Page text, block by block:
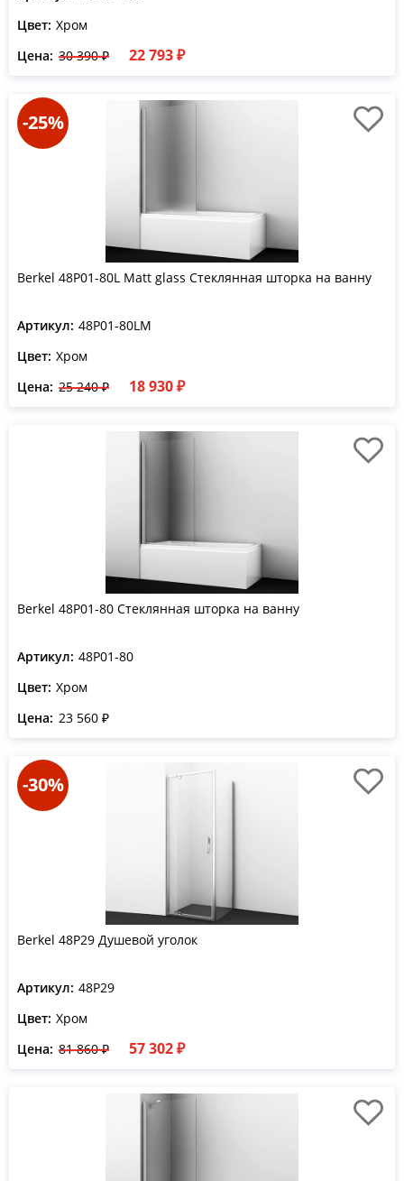
Цвет: Хром
Цена: 30 390 ₽ 22 793 ₽
-25%
Berkel 48P01-80L Matt glass Стеклянная шторка на ванну
Артикул: 48P01-80LM
Цвет: Хром
Цена: 25 240 ₽ 18 930 ₽
Berkel 48P01-80 Стеклянная шторка на ванну
Артикул: 48P01-80
Цвет: Хром
Цена: 23 560 ₽
-30%
Berkel 48P29 Душевой уголок
Артикул: 48P29
Цвет: Хром
Цена: 81 860 ₽ 57 302 ₽